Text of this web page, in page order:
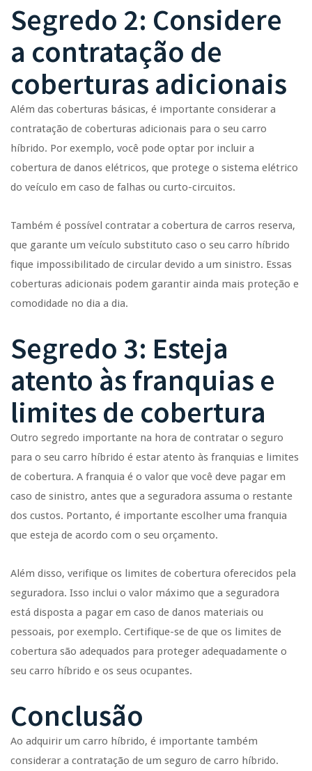
Segredo 2: Considere
a contratação de
coberturas adicionais
Além das coberturas básicas, é importante considerar a
contratação de coberturas adicionais para o seu carro
híbrido. Por exemplo, você pode optar por incluir a
cobertura de danos elétricos, que protege o sistema elétrico
do veículo em caso de falhas ou curto-circuitos.
Também é possível contratar a cobertura de carros reserva,
que garante um veículo substituto caso o seu carro híbrido
fique impossibilitado de circular devido a um sinistro. Essas
coberturas adicionais podem garantir ainda mais proteção e
comodidade no dia a dia.
Segredo 3: Esteja
atento às franquias e
limites de cobertura
Outro segredo importante na hora de contratar o seguro
para o seu carro híbrido é estar atento às franquias e limites
de cobertura. A franquia é o valor que você deve pagar em
caso de sinistro, antes que a seguradora assuma o restante
dos custos. Portanto, é importante escolher uma franquia
que esteja de acordo com o seu orçamento.
Além disso, verifique os limites de cobertura oferecidos pela
seguradora. Isso inclui o valor máximo que a seguradora
está disposta a pagar em caso de danos materiais ou
pessoais, por exemplo. Certifique-se de que os limites de
cobertura são adequados para proteger adequadamente o
seu carro híbrido e os seus ocupantes.
Conclusão
Ao adquirir um carro híbrido, é importante também
considerar a contratação de um seguro de carro híbrido.